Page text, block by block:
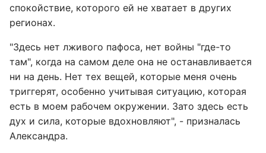
спокойствие, которого ей не хватает в других
регионах.
"Здесь нет лживого пафоса, нет войны "где-то
там", когда на самом деле она не останавливается
ни на день. Нет тех вещей, которые меня очень
триггерят, особенно учитывая ситуацию, которая
есть в моем рабочем окружении. Зато здесь есть
дух и сила, которые вдохновляют", - призналась
Александра.